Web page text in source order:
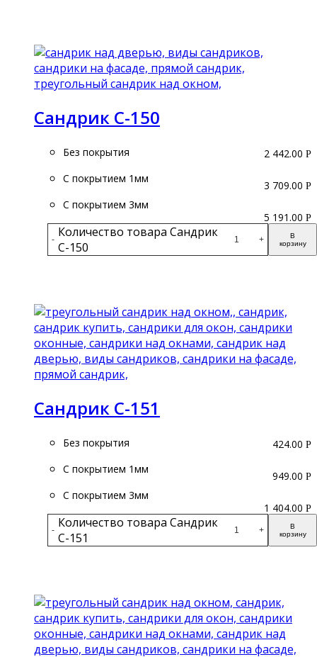
Сандрик С-150
Без покрытия
С покрытием 1мм
С покрытием 3мм
- Количество товара Сандрик
С-150
+
В
корзину
2 442.00 Р
3 709.00 Р
5 191.00 Р
Сандрик С-151
Без покрытия
С покрытием 1мм
С покрытием 3мм
- Количество товара Сандрик
С-151
+
В
корзину
424.00 Р
949.00 Р
1 404.00 Р